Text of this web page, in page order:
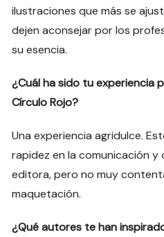
ilustraciones que más se
dejen aconsejar por los
su esencia.
¿Cuál ha sido tu experiencia
Círculo Rojo?
Una experiencia agridulce.
rapidez en la comunicación y
editora, pero no muy
maquetación.
¿Qué autores te han